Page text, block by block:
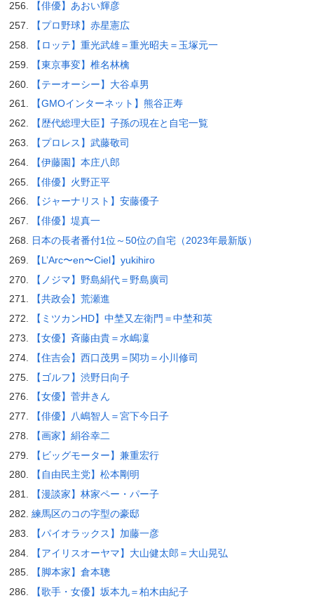
【俳優】あおい輝彦
【プロ野球】赤星憲広
【ロッテ】重光武雄＝重光昭夫＝玉塚元一
【東京事変】椎名林檎
【テーオーシー】大谷卓男
【GMOインターネット】熊谷正寿
【歴代総理大臣】子孫の現在と自宅一覧
【プロレス】武藤敬司
【伊藤園】本庄八郎
【俳優】火野正平
【ジャーナリスト】安藤優子
【俳優】堤真一
日本の長者番付1位～50位の自宅（2023年最新版）
【L’Arc〜en〜Ciel】yukihiro
【ノジマ】野島絹代＝野島廣司
【共政会】荒瀬進
【ミツカンHD】中埜又左衛門＝中埜和英
【女優】斉藤由貴＝水嶋凜
【住吉会】西口茂男＝関功＝小川修司
【ゴルフ】渋野日向子
【女優】菅井きん
【俳優】八嶋智人＝宮下今日子
【画家】絹谷幸二
【ビッグモーター】兼重宏行
【自由民主党】松本剛明
【漫談家】林家ペー・パー子
練馬区のコの字型の豪邸
【パイオラックス】加藤一彦
【アイリスオーヤマ】大山健太郎＝大山晃弘
【脚本家】倉本聰
【歌手・女優】坂本九＝柏木由紀子